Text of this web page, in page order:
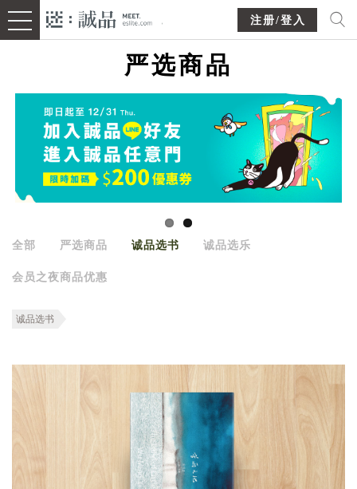
注册/登入
严选商品
全部 严选商品 诚品选书 诚品选乐
会员之夜商品优惠
诚品选书